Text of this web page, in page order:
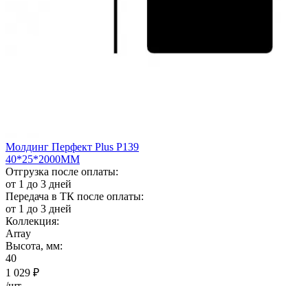
Молдинг Перфект Plus Р139
40*25*2000ММ
Отгрузка после оплаты:
от 1 до 3 дней
Передача в ТК после оплаты:
от 1 до 3 дней
Коллекция:
Array
Высота, мм:
40
1 029 ₽